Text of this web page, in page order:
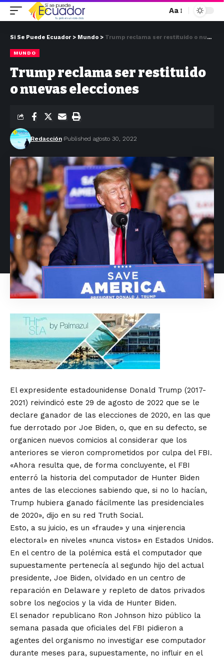
Aa
Si Se Puede Ecuador > Mundo > Trump reclama ser restituido o nuevas elecciones
MUNDO
Trump reclama ser restituido
o nuevas elecciones
Redacción Published agosto 30, 2022
El expresidente estadounidense Donald Trump (2017-
2021) reivindicó este 29 de agosto de 2022 que se le
declare ganador de las elecciones de 2020, en las que
fue derrotado por Joe Biden, o, que en su defecto, se
organicen nuevos comicios al considerar que los
anteriores se vieron comprometidos por culpa del FBI.
«Ahora resulta que, de forma concluyente, el FBI
enterró la historia del computador de Hunter Biden
antes de las elecciones sabiendo que, si no lo hacían,
Trump hubiera ganado fácilmente las presidenciales
de 2020», dijo en su red Truth Social.
Esto, a su juicio, es un «fraude» y una «injerencia
electoral» en niveles «nunca vistos» en Estados Unidos.
En el centro de la polémica está el computador que
supuestamente pertenecía al segundo hijo del actual
presidente, Joe Biden, olvidado en un centro de
reparación en Delaware y repleto de datos privados
sobre los negocios y la vida de Hunter Biden.
El senador republicano Ron Johnson hizo público la
semana pasada que oficiales del FBI pidieron a
agentes del organismo no investigar ese computador
durante meses para, supuestamente, no influir en el